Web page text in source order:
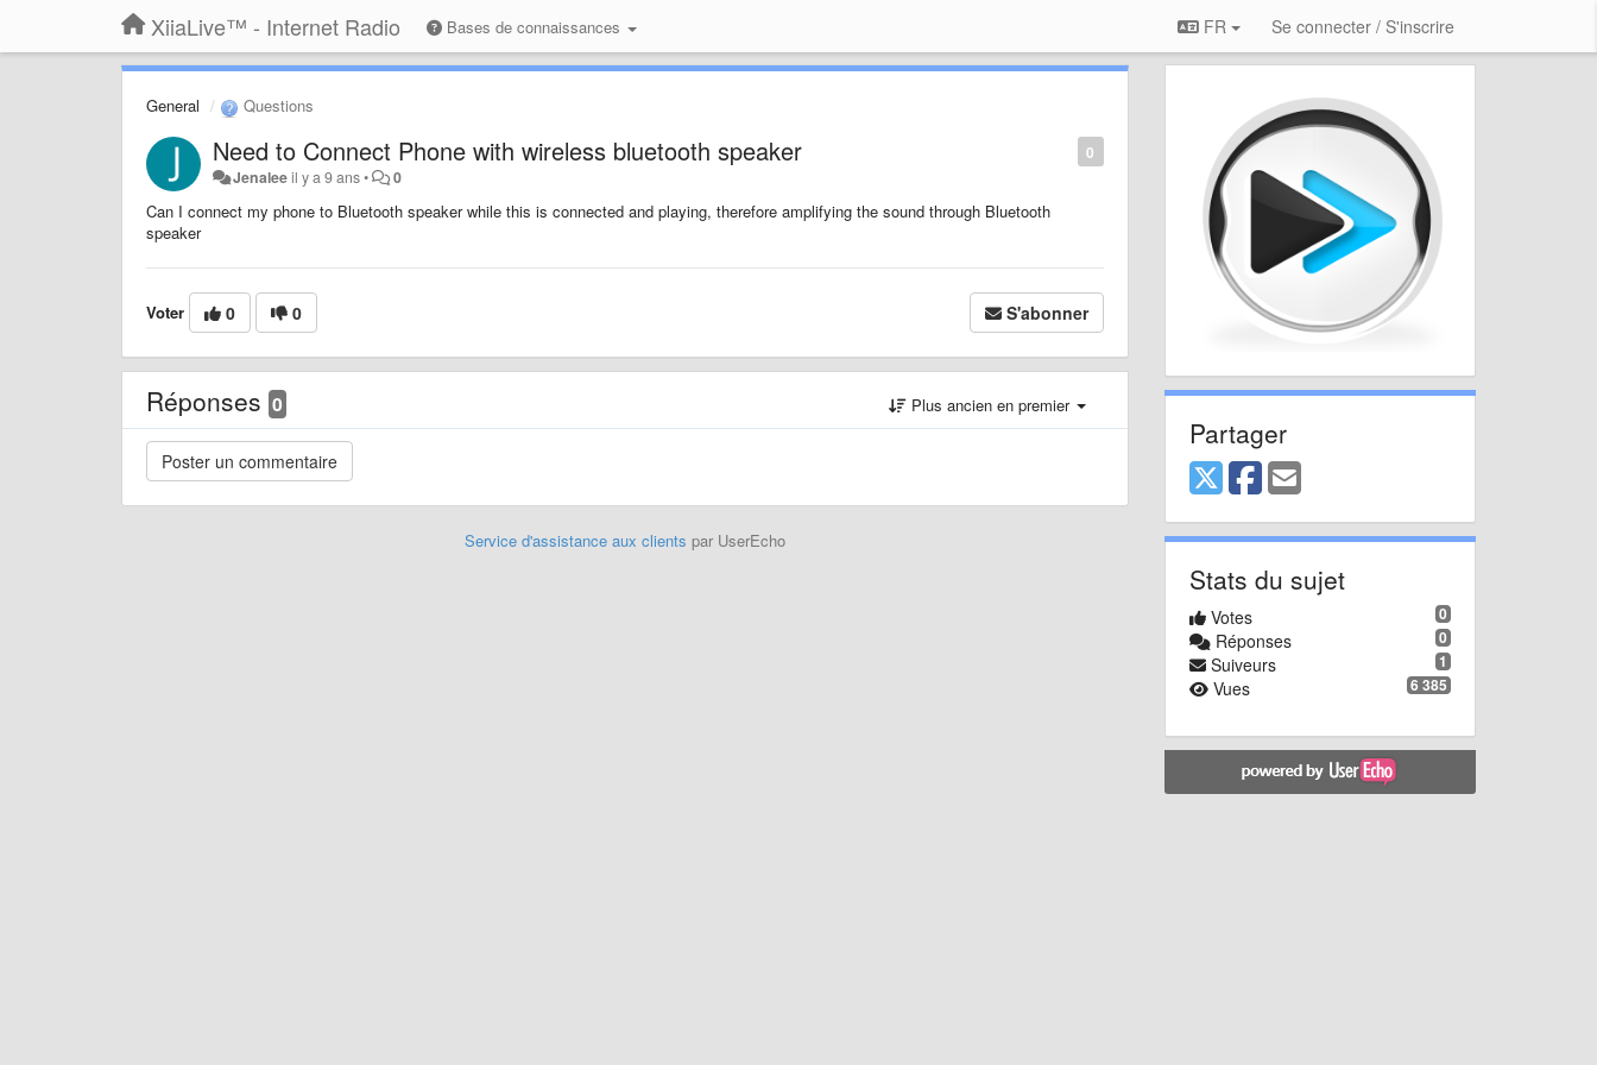
XiiaLive™ - Internet Radio Bases de connaissances FR Se connecter / S'inscrire
General Questions
0
Need to Connect Phone with wireless bluetooth speaker
Jenaleeil y a 9 ans• 0
Can I connect my phone to Bluetooth speaker while this is connected and playing, therefore amplifying the sound through Bluetooth
speaker
Voter 0 0 S'abonner
Réponses 0 Plus ancien en premier
Service d'assistance aux clients par UserEcho
Partager
Stats du sujet
0
Votes
0
Réponses
1
Suiveurs
6 385
Vues